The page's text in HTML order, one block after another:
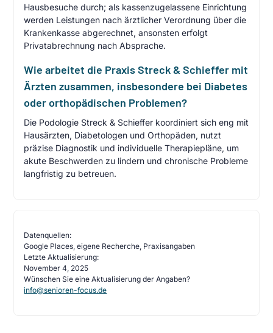
Hausbesuche durch; als kassenzugelassene Einrichtung
werden Leistungen nach ärztlicher Verordnung über die
Krankenkasse abgerechnet, ansonsten erfolgt
Privatabrechnung nach Absprache.
Wie arbeitet die Praxis Streck & Schieffer mit
Ärzten zusammen, insbesondere bei Diabetes
oder orthopädischen Problemen?
Die Podologie Streck & Schieffer koordiniert sich eng mit
Hausärzten, Diabetologen und Orthopäden, nutzt
präzise Diagnostik und individuelle Therapiepläne, um
akute Beschwerden zu lindern und chronische Probleme
langfristig zu betreuen.
Datenquellen:
Google Places, eigene Recherche, Praxisangaben
Letzte Aktualisierung:
November 4, 2025
Wünschen Sie eine Aktualisierung der Angaben?
info@senioren-focus.de